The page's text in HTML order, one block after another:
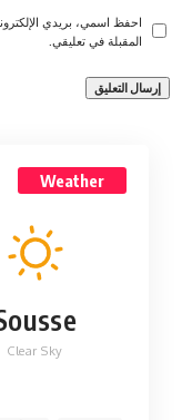
احفظ اسمي، بريدي
المقبلة في تعليقي.
Weather
Clear Sky